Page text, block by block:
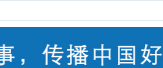
致盲